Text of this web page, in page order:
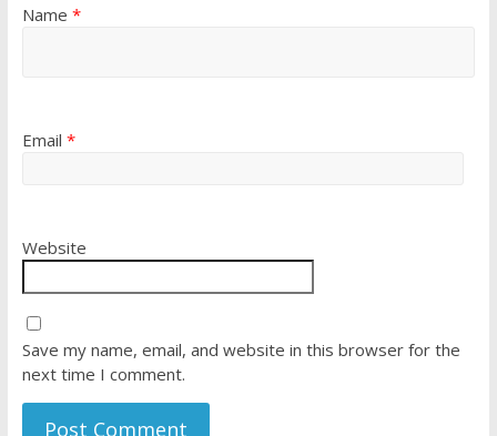
Name *
Email *
Website
Save my name, email, and website in this browser for the
next time I comment.